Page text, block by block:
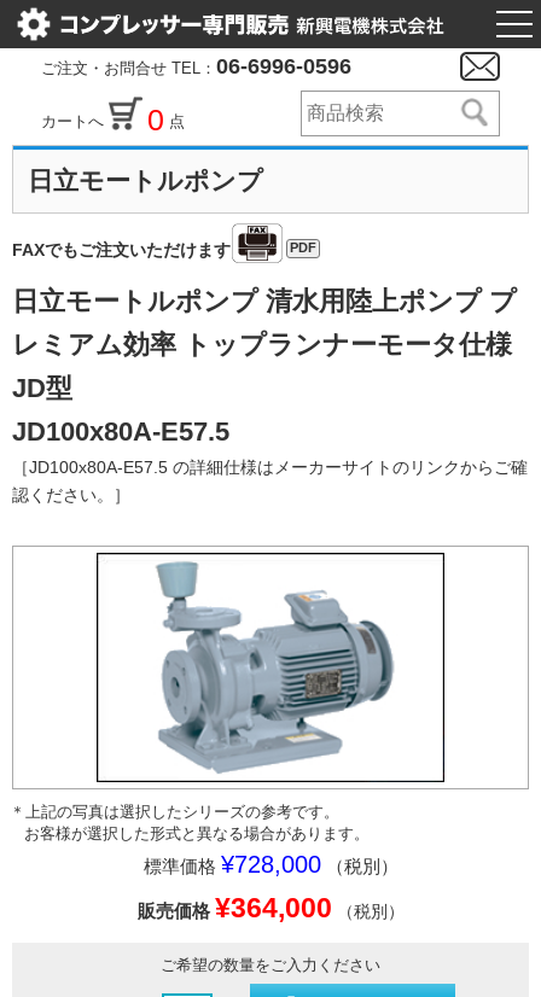
ご注文・お問合せ TEL： 06-6996-0596
カートへ 0 点
日立モートルポンプ
FAXでもご注文いただけます PDF
日立モートルポンプ 清水用陸上ポンプ プ
レミアム効率 トップランナーモータ仕様
JD型
JD100x80A-E57.5
［JD100x80A-E57.5 の詳細仕様はメーカーサイトのリンクからご確
認ください。］
＊上記の写真は選択したシリーズの参考です。
お客様が選択した形式と異なる場合があります。
標準価格 ¥728,000 （税別）
販売価格 ¥364,000 （税別）
ご希望の数量をご入力ください